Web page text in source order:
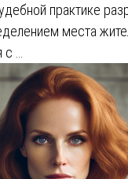
практике
места
…